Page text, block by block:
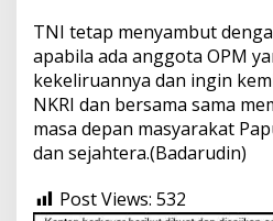
TNI tetap menyambut
apabila ada anggota OPM
kekeliruannya dan ingin
NKRI dan bersama sama
masa depan masyarakat
dan sejahtera.(Badarudin)
Post Views: 532